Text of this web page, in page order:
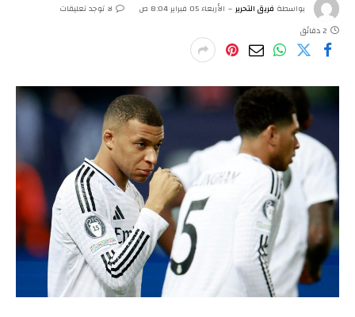
بواسطة فريق التحرير الأربعاء 05 فبراير 8:04 ص
لا توجد تعليقات
2 دقائق